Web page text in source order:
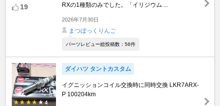
19
RXの1種類のみでした。「イリジウム ...
2026年7月30日
まつぼっくりんご
パーツレビュー総投稿数：56件
4
ダイハツ タントカスタム
イグニッションコイル交換時に同時交換 LKR7ARX-
P 100204km